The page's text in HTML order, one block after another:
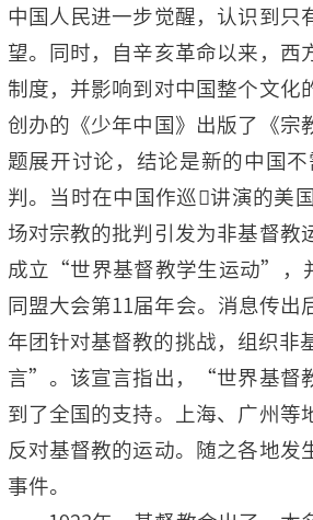
中国人民进一步觉醒，认识到只
望。同时，自辛亥革命以来，西
制度，并影响到对中国整个文
创办的《少年中国》出版了《宗
题展开讨论，结论是新的中国
判。当时在中国作巡讲演的美
场对宗教的批判引发为非基督教
成立“世界基督教学生运动”，
同盟大会第11届年会。消息传
年团针对基督教的挑战，组织
言”。该宣言指出，“世界基督
到了全国的支持。上海、广州等
反对基督教的运动。随之各地发
事件。